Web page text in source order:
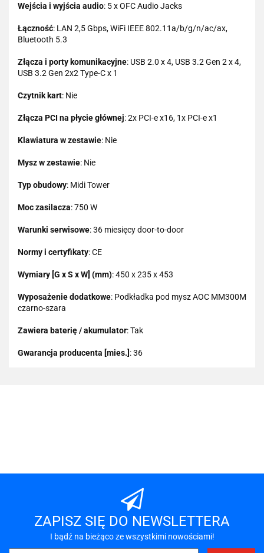
Wejścia i wyjścia audio: 5 x OFC Audio Jacks
Łączność: LAN 2,5 Gbps, WiFi IEEE 802.11a/b/g/n/ac/ax,
Bluetooth 5.3
Złącza i porty komunikacyjne: USB 2.0 x 4, USB 3.2 Gen 2 x 4,
USB 3.2 Gen 2x2 Type-C x 1
Czytnik kart: Nie
Złącza PCI na płycie głównej: 2x PCI-e x16, 1x PCI-e x1
Klawiatura w zestawie: Nie
Mysz w zestawie: Nie
Typ obudowy: Midi Tower
Moc zasilacza: 750 W
Warunki serwisowe: 36 miesięcy door-to-door
Normy i certyfikaty: CE
Wymiary [G x S x W] (mm): 450 x 235 x 453
Wyposażenie dodatkowe: Podkładka pod mysz AOC MM300M
czarno-szara
Zawiera baterię / akumulator: Tak
Gwarancja producenta [mies.] : 36
A-LAN
ZAPISZ SIĘ DO NEWSLETTERA
I bądź na bieżąco ze wszystkimi nowościami!